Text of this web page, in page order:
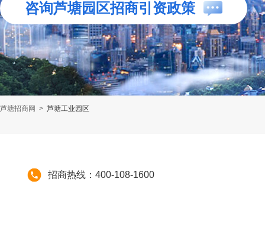
咨询芦塘园区招商引资政策
芦塘招商网 > 芦塘工业园区
招商热线：400-108-1600